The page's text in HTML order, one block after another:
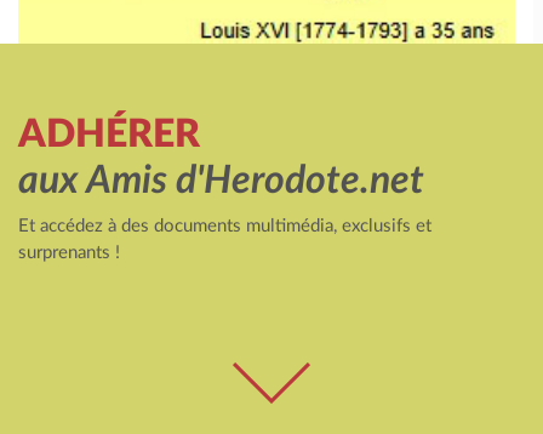
ADHÉRER
aux Amis d'Herodote.net
Et accédez à des documents multimédia, exclusifs et
surprenants !